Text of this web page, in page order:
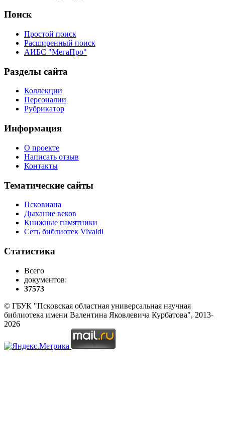
Поиск
Простой поиск
Расширенный поиск
АИБС "МегаПро"
Разделы сайта
Коллекции
Персоналии
Рубрикатор
Информация
О проекте
Написать отзыв
Контакты
Тематические сайты
Псковиана
Дыхание веков
Книжные памятники
Сеть библиотек Vivaldi
Статистика
Всего
документов:
37573
© ГБУК "Псковская областная универсальная научная
библиотека имени Валентина Яковлевича Курбатова", 2013-
2026